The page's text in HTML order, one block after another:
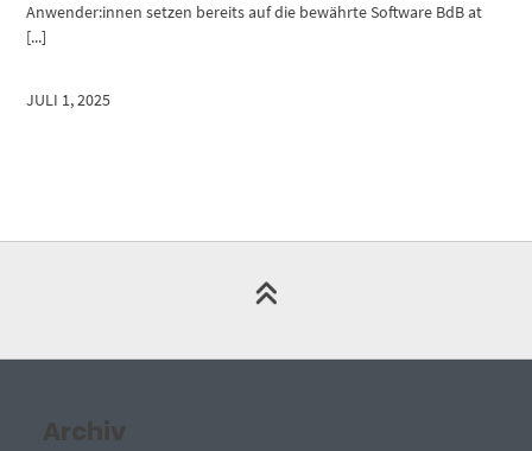
Anwender:innen setzen bereits auf die bewährte Software BdB at
[...]
JULI 1, 2025
Archiv